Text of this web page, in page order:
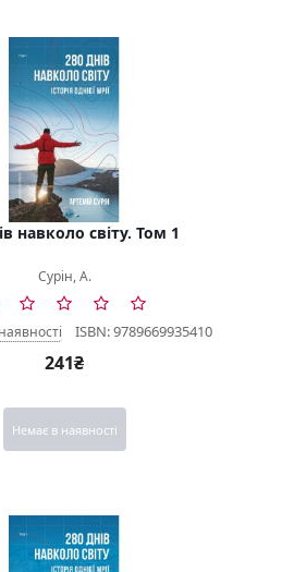
навколо світу. Том 1
Сурін, А.
ISBN: 9789669935410
241₴
Немає в наявності